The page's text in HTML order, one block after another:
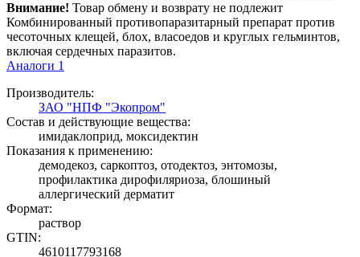
Внимание! Товар обмену и возврату не подлежит
Комбинированный противопаразитарный препарат против
чесоточных клещей, блох, власоедов и круглых гельминтов,
включая сердечных паразитов.
Аналоги 1
Производитель:
ЗАО "НПФ "Экопром"
Состав и действующие вещества:
имидаклоприд, моксидектин
Показания к применению:
демодекоз, саркоптоз, отодектоз, энтомозы,
профилактика дирофиляриоза, блошиный
аллергический дерматит
Формат:
раствор
GTIN:
4610117793168